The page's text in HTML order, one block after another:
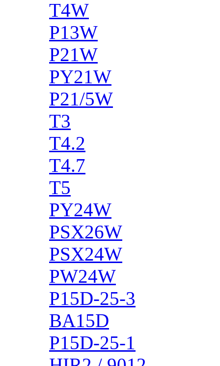
T4W
P13W
P21W
PY21W
P21/5W
T3
T4.2
T4.7
T5
PY24W
PSX26W
PSX24W
PW24W
P15D-25-3
BA15D
P15D-25-1